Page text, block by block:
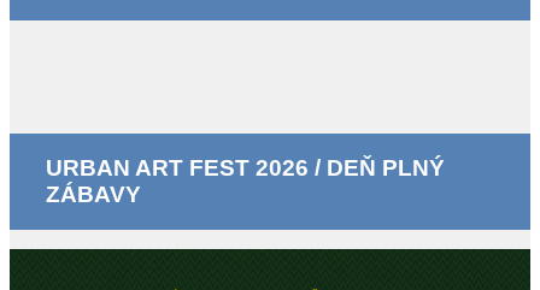
URBAN ART FEST 2026 / DEŇ PLNÝ
ZÁBAVY